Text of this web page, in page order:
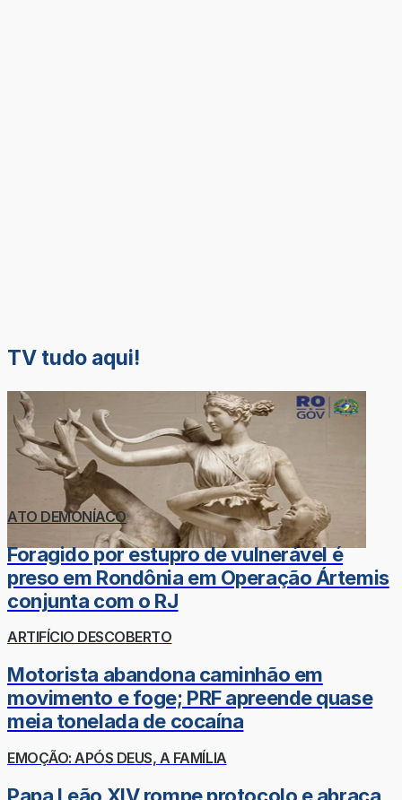
TV tudo aqui!
ATO DEMONÍACO
Foragido por estupro de vulnerável é
preso em Rondônia em Operação Ártemis
conjunta com o RJ
ARTIFÍCIO DESCOBERTO
Motorista abandona caminhão em
movimento e foge; PRF apreende quase
meia tonelada de cocaína
EMOÇÃO: APÓS DEUS, A FAMÍLIA